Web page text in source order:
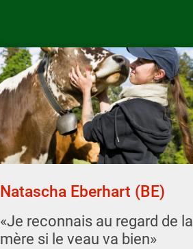
Natascha Eberhart (BE)
«Je reconnais au regard de la
mère si le veau va bien»